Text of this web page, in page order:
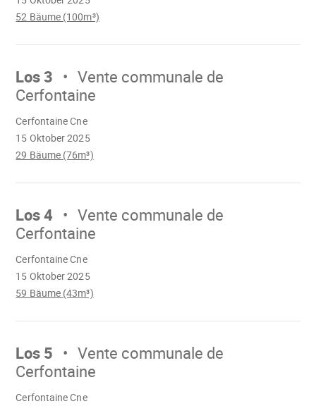
52 Bäume (100m³)
Mach
Los 3
Vente communale de
Cerfontaine
15 Oktober 2025
Cerfontaine Cne
29 Bäume (76m³)
Mach
Los 4
Vente communale de
Cerfontaine
15 Oktober 2025
Cerfontaine Cne
59 Bäume (43m³)
Mach
Los 5
Vente communale de
Cerfontaine
Cerfontaine Cne